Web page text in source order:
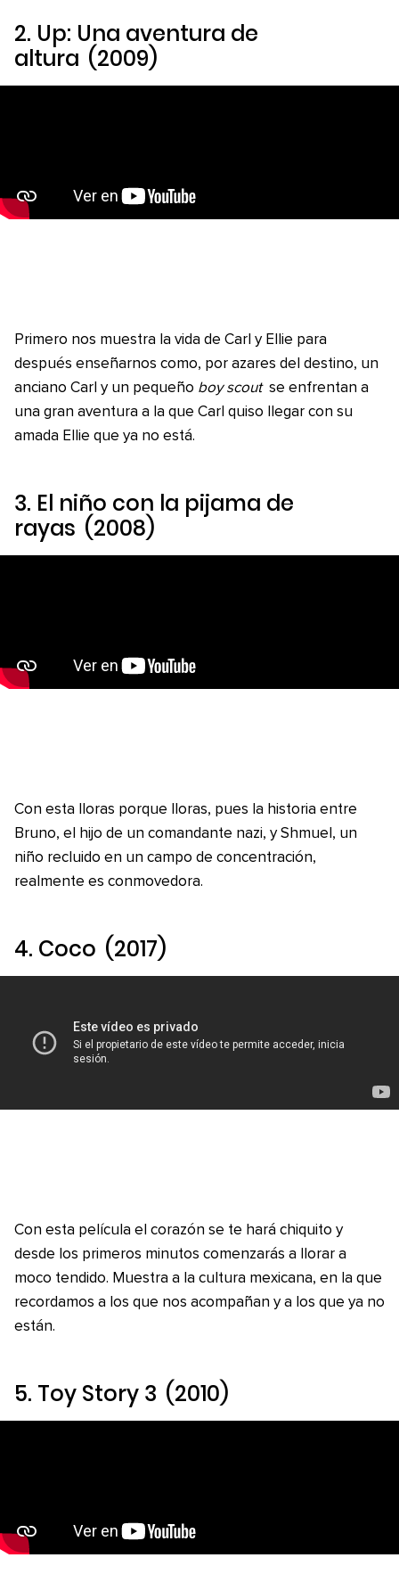
2. Up: Una aventura de
altura (2009)
Primero nos muestra la vida de Carl y Ellie para
después enseñarnos como, por azares del destino, un
anciano Carl y un pequeño boy scout se enfrentan a
una gran aventura a la que Carl quiso llegar con su
amada Ellie que ya no está.
3. El niño con la pijama de
rayas (2008)
Con esta lloras porque lloras, pues la historia entre
Bruno, el hijo de un comandante nazi, y Shmuel, un
niño recluido en un campo de concentración,
realmente es conmovedora.
4. Coco (2017)
Con esta película el corazón se te hará chiquito y
desde los primeros minutos comenzarás a llorar a
moco tendido. Muestra a la cultura mexicana, en la que
recordamos a los que nos acompañan y a los que ya no
están.
5. Toy Story 3 (2010)